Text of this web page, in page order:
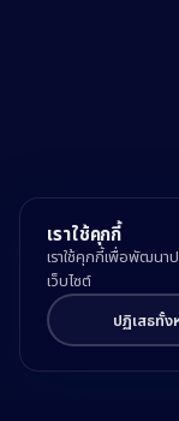
เราใช้คุกกี้
เราใช้คุกกี้เพื่อพัฒนา
เว็บไซต์
ปฏิเสธทั้